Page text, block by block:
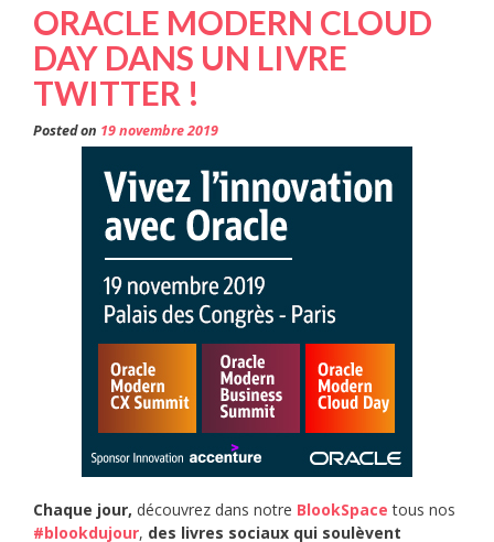
ORACLE MODERN CLOUD
DAY DANS UN LIVRE
TWITTER !
Posted on 19 novembre 2019
Chaque jour, découvrez dans notre BlookSpace tous nos
#blookdujour, des livres sociaux qui soulèvent